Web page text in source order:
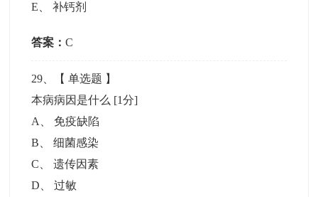
E 、补钙剂
答案：C
29 、【单选题 】
本病病因是什么 [1分]
A
免疫缺陷
B 、细菌感染
C 、遗传因素
D 、过敏